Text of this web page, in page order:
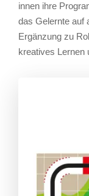
innen ihre
das Gelernte auf
Ergänzung zu
kreatives Lernen